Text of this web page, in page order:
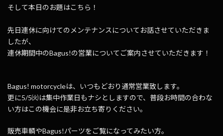
そして本日のお題はこちら！
先日連休に向けてのメンテナンスについてお話させていただきま
したが、
連休期間中のBagus!の営業についてご案内させていただきます！
Bagus! motorcycleは、いつもどおり通常営業致します。
更に5/5㈫は集中作業日もナシとしますので、普段お時間の合わな
い方はこの機会に是非お立ち寄りください。
販売車輌やBagus!パーツをご覧になってみたい方。